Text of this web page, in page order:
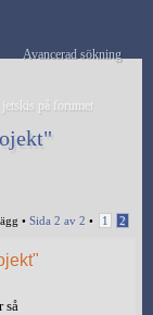
Avancerad sökning
på forumet
• Sida 2 av 2 • 1 2
så